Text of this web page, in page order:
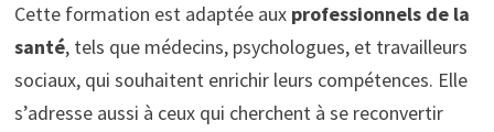
Cette formation est adaptée aux professionnels de la
santé, tels que médecins, psychologues, et travailleurs
sociaux, qui souhaitent enrichir leurs compétences. Elle
s’adresse aussi à ceux qui cherchent à se reconvertir